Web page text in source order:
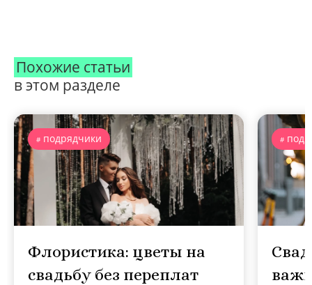
Похожие статьи
в этом разделе
подрядчики
Флористика: цветы на
свадьбу без переплат